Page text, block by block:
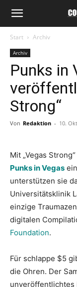
Start Archiv
Archiv
Punks in
Strong“
Von Redaktion - 10.
Mit „Vegas
Punks in Vegas
unterstützen sie
Universitätsklinik
einzige
digitalen
Foundation.
Für schlappe $5
die Ohren. Der
unveröffentlichtes